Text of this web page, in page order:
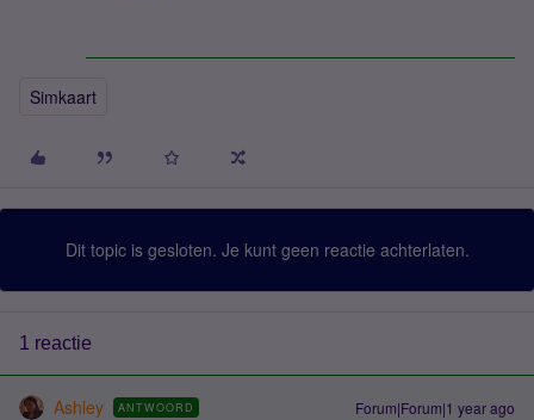
Simkaart
Dit topic is gesloten. Je kunt geen reactie achterlaten.
1 reactie
Ashley ANTWOORD Forum|Forum|1 year ago